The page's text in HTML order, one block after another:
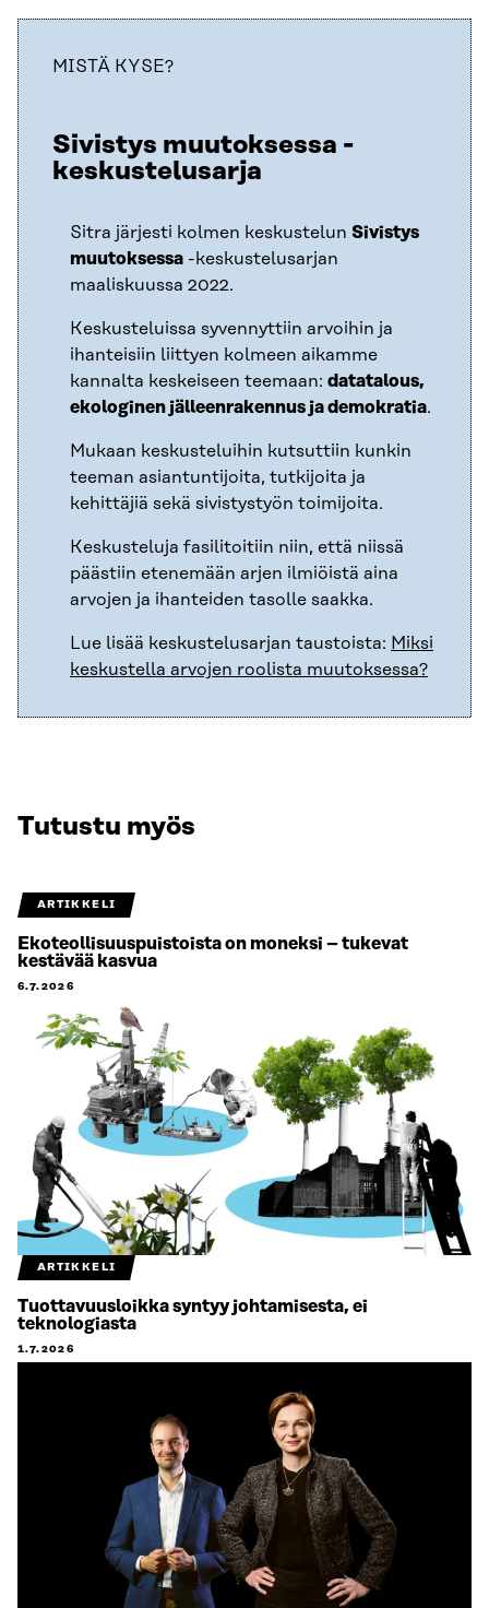
MISTÄ KYSE?
Sivistys muutoksessa -
keskustelusarja
Sitra järjesti kolmen keskustelun Sivistys
muutoksessa -keskustelusarjan
maaliskuussa 2022.
Keskusteluissa syvennyttiin arvoihin ja
ihanteisiin liittyen kolmeen aikamme
kannalta keskeiseen teemaan: datatalous,
ekologinen jälleenrakennus ja demokratia.
Mukaan keskusteluihin kutsuttiin kunkin
teeman asiantuntijoita, tutkijoita ja
kehittäjiä sekä sivistystyön toimijoita.
Keskusteluja fasilitoitiin niin, että niissä
päästiin etenemään arjen ilmiöistä aina
arvojen ja ihanteiden tasolle saakka.
Lue lisää keskustelusarjan taustoista: Miksi
keskustella arvojen roolista muutoksessa?
Tutustu myös
ARTIKKELI
Ekoteollisuuspuistoista on moneksi – tukevat
kestävää kasvua
6.7.2026
ARTIKKELI
Tuottavuusloikka syntyy johtamisesta, ei
teknologiasta
1.7.2026